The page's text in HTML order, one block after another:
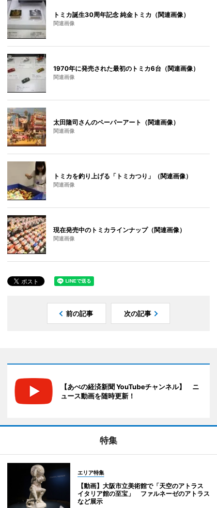
トミカ誕生30周年記念 純金トミカ（関連画像）
関連画像
1970年に発売された最初のトミカ6台（関連画像）
関連画像
太田隆司さんのペーパーアート（関連画像）
関連画像
トミカを釣り上げる「トミカつり」（関連画像）
関連画像
現在発売中のトミカラインナップ（関連画像）
関連画像
前の記事 次の記事
【あべの経済新聞 YouTubeチャンネル】 ニ
ュース動画を随時更新！
特集
エリア特集
【動画】大阪市立美術館で「天空のアトラス
イタリア館の至宝」 ファルネーゼのアトラス
など展示